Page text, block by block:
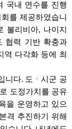
국내 연수를 진행
를 제공하였습니
볼리비아, 나이지
협력 기반 확충과
역 다각화 등에 최
니다. 도ㆍ시군 공
도정가치를 공유
을 운영하고 있으
격 추진하기 위해